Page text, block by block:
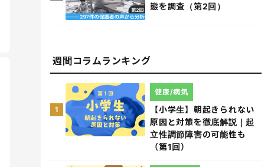
態を調査（第2回）
週間コラムランキング
1
【小学生】朝起きられない
原因と対策を徹底解説｜起
立性調節障害の可能性も
（第1回）
健康/病気